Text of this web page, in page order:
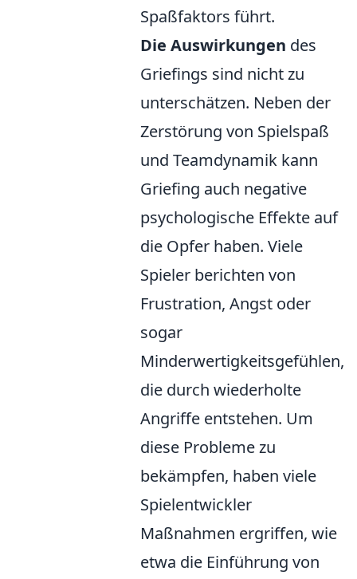
Spaßfaktors führt.
Die Auswirkungen des
Griefings sind nicht zu
unterschätzen. Neben der
Zerstörung von Spielspaß
und Teamdynamik kann
Griefing auch negative
psychologische Effekte auf
die Opfer haben. Viele
Spieler berichten von
Frustration, Angst oder
sogar
Minderwertigkeitsgefühlen,
die durch wiederholte
Angriffe entstehen. Um
diese Probleme zu
bekämpfen, haben viele
Spielentwickler
Maßnahmen ergriffen, wie
etwa die Einführung von